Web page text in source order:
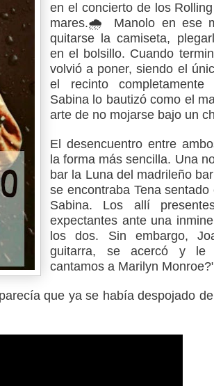
en el concierto de los
mares.🌧️ Manolo en ese
quitarse la camiseta,
en el bolsillo. Cuando
volvió a poner, siendo el
el recinto
Sabina lo bautizó como el
arte de no mojarse bajo un
El desencuentro entre
la forma más sencilla. Una
bar la Luna del madrileño
se encontraba Tena
Sabina. Los allí
expectantes ante una
los dos. Sin embargo,
guitarra, se acercó y le
cantamos a Marilyn
que ya se había despojado